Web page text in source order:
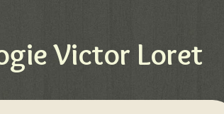
Victor Loret